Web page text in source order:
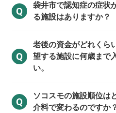
Q
袋井市で認知症の症状
る施設はありますか？
Q
老後の資金がどれくら
望する施設に何歳まで
い。
Q
ソコスモの施設順位は
介料で変わるのですか